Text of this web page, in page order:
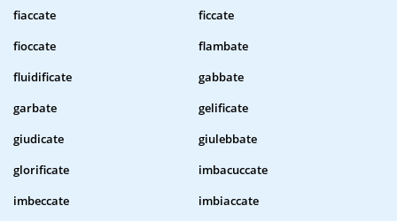
fiaccate
ficcate
fioccate
flambate
fluidificate
gabbate
garbate
gelificate
giudicate
giulebbate
glorificate
imbacuccate
imbeccate
imbiaccate